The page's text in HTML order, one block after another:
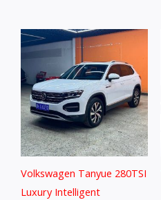
Volkswagen Tanyue 280TSI
Luxury Intelligent